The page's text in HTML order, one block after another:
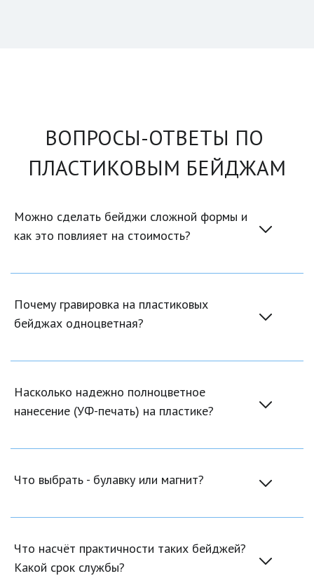
ВОПРОСЫ-ОТВЕТЫ ПО
ПЛАСТИКОВЫМ БЕЙДЖАМ
Можно сделать бейджи сложной формы и
как это повлияет на стоимость?
Почему гравировка на пластиковых
бейджах одноцветная?
Насколько надежно полноцветное
нанесение (УФ-печать) на пластике?
Что выбрать - булавку или магнит?
Что насчёт практичности таких бейджей?
Какой срок службы?